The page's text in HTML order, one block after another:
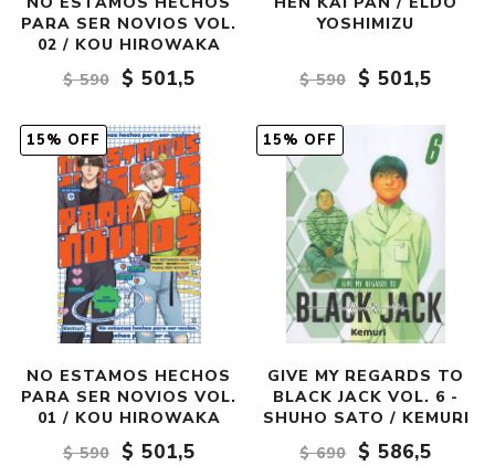
PARA SER NOVIOS VOL.
02 / KOU HIROWAKA
$ 590
$ 501,5
YOSHIMIZU
$ 590 $ 501,5
15% OFF
NO ESTAMOS HECHOS
PARA SER NOVIOS VOL.
01 / KOU HIROWAKA
$ 590
$ 501,5
15% OFF
GIVE MY REGARDS TO
BLACK JACK VOL. 6 -
SHUHO SATO / KEMURI
$ 690
$ 586,5